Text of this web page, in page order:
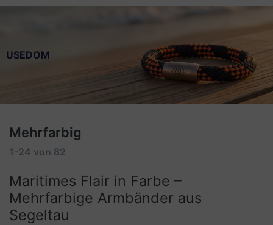
USEDOM
Mehrfarbig
1-24 von 82
Maritimes Flair in Farbe –
Mehrfarbige Armbänder aus
Segeltau